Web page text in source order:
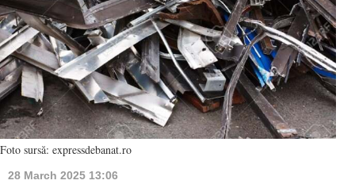
Foto sursă: expressdebanat.ro
28 March 2025 13:06